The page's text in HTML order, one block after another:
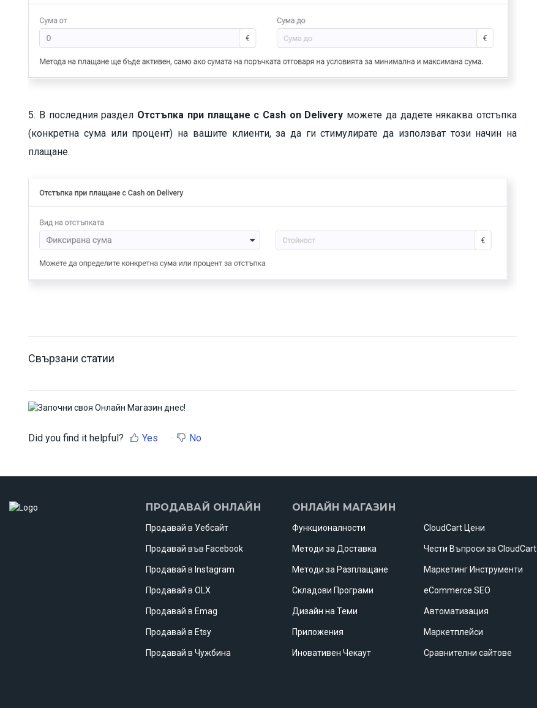
5. В последния раздел Отстъпка при плащане с Cash on Delivery можете да дадете някаква отстъпка
(конкретна сума или процент) на вашите клиенти, за да ги стимулирате да използват този начин на
плащане.
Свързани статии
Did you find it helpful? Yes No
ПРОДАВАЙ ОНЛАЙН
Продавай в Уебсайт
Продавай във Facebook
Продавай в Instagram
Продавай в OLX
Продавай в Emag
Продавай в Etsy
Продавай в Чужбина
ОНЛАЙН МАГАЗИН
Функционалности
Методи за Доставка
Методи за Разплащане
Складови Програми
Дизайн на Теми
Приложения
Иновативен Чекаут
CloudCart Цени
Чести Въпроси за CloudCart
Маркетинг Инструменти
eCommerce SEO
Автоматизация
Маркетплейси
Сравнителни сайтове